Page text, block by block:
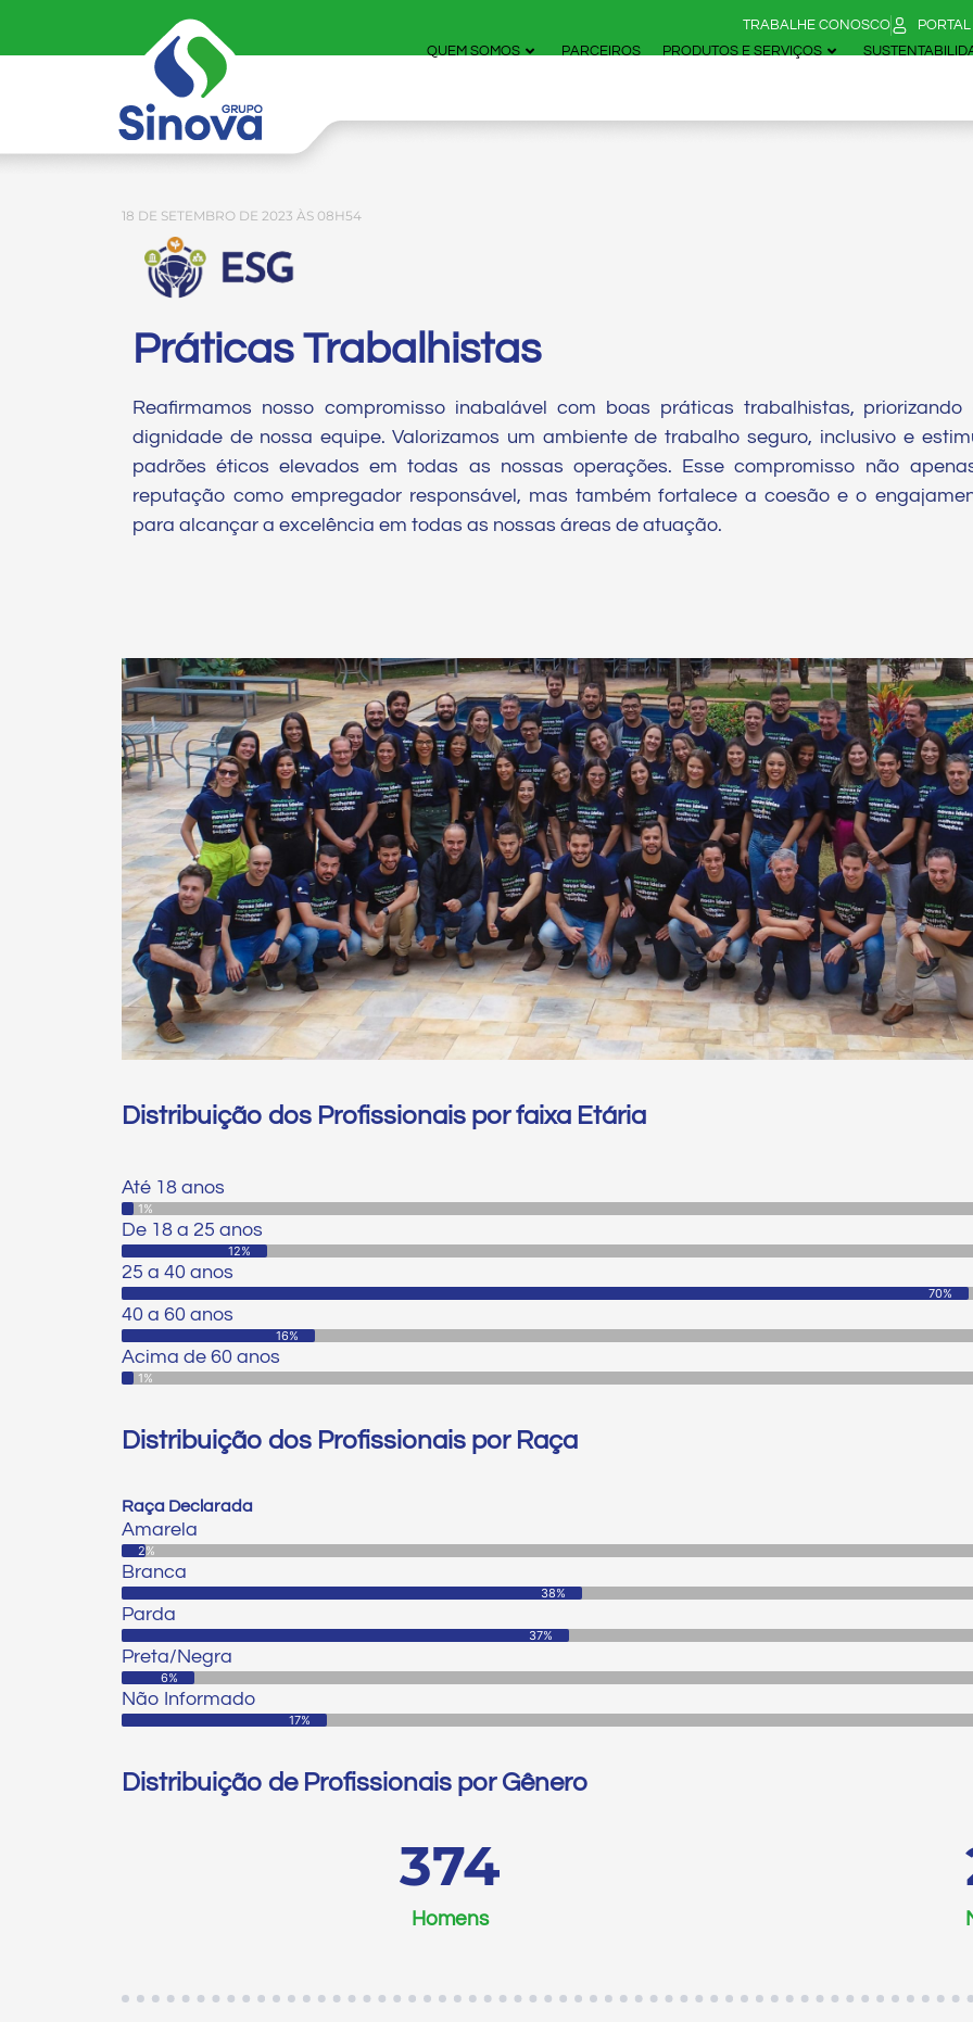
TRABALHE CONOSCO
QUEM SOMOS
PARCEIROS PRODUTOS E SERVIÇOS
18 DE SETEMBRO DE 2023 ÀS 08H54
Práticas Trabalhistas
Reafirmamos nosso compromisso inabalável com boas práticas trabalhistas,
dignidade de nossa equipe. Valorizamos um ambiente de trabalho seguro, inclusivo e
padrões éticos elevados em todas as nossas operações. Esse compromisso não
reputação como empregador responsável, mas também fortalece a coesão e o
para alcançar a excelência em todas as nossas áreas de atuação.
Distribuição dos Profissionais por faixa Etária
Até 18 anos
Até 18 anos
1%
De 18 a 25 anos
12%
25 a 40 anos
70%
40 a 60 anos
16%
Acima de 60 anos
1%
Distribuição dos Profissionais por Raça
Raça Declarada
Amarela
Amarela
2%
Branca
38%
Parda
37%
Preta/Negra
6%
Não Informado
17%
Distribuição de Profissionais por Gênero
Homens
778